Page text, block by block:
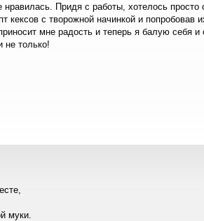
нравилась. Придя с работы, хотелось просто
кексов с творожной начинкой и попробовав
мне радость и теперь я балую себя и
не только!
муки.